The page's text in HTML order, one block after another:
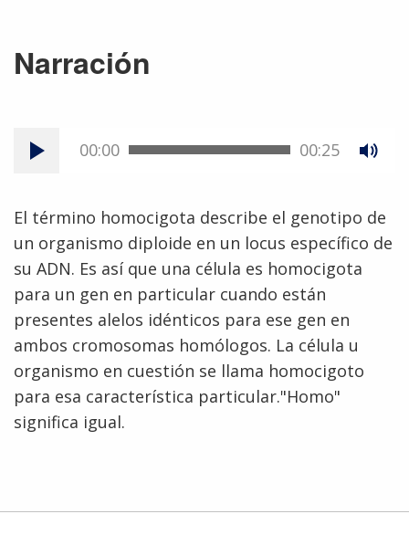
Narración
00:00 00:25
El término homocigota describe el genotipo de
un organismo diploide en un locus específico de
su ADN. Es así que una célula es homocigota
para un gen en particular cuando están
presentes alelos idénticos para ese gen en
ambos cromosomas homólogos. La célula u
organismo en cuestión se llama homocigoto
para esa característica particular."Homo"
significa igual.